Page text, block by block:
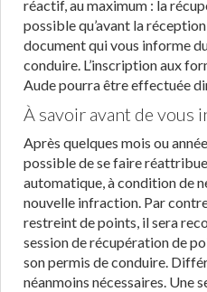
réactif, au maximum : la
possible qu’avant la
document qui vous informe
conduire. L’inscription aux
Aude pourra être effectuée
À savoir avant de vous
Après quelques mois ou
possible de se faire
automatique, à condition de
nouvelle infraction. Par
restreint de points, il sera
session de récupération de
son permis de conduire.
néanmoins nécessaires. Une